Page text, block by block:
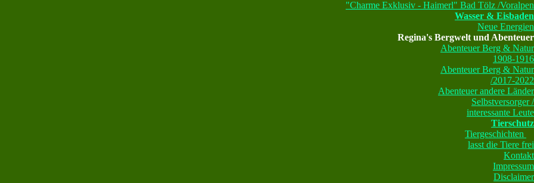
"Charme Exklusiv - Haimerl" Bad Tölz /Voralpen
Wasser & Eisbaden
Neue Energien
Regina's Bergwelt und Abenteuer
Abenteuer Berg & Natur
1908-1916
Abenteuer Berg & Natur
/2017-2022
Abenteuer andere Länder
Selbstversorger /
interessante Leute
Tierschutz
Tiergeschichten
lasst die Tiere frei
Kontakt
Impressum
Disclaimer